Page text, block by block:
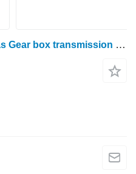
Gear box transmission Claas Gear box transmission Claas Arion 620 CIS 1504B1 za Claas Arion 620 CIS traktora točkaša